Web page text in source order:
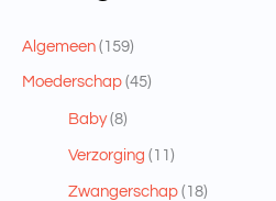
Algemeen (159)
Moederschap (45)
Baby(8)
Verzorging (11)
Zwangerschap(18)